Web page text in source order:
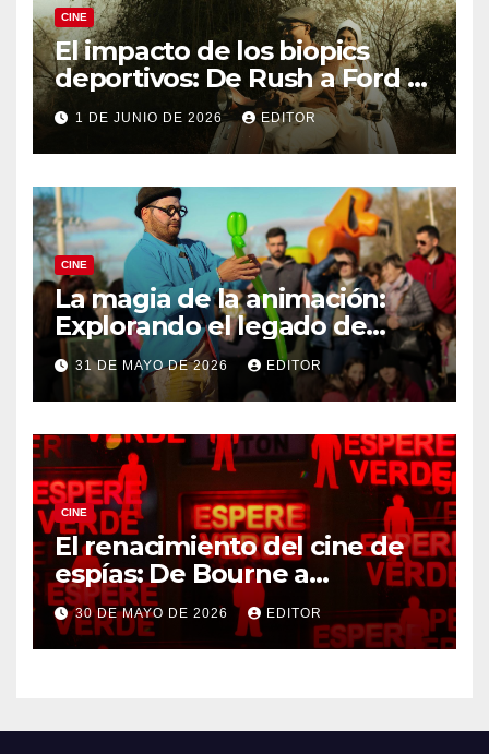
CINE
El impacto de los biopics
deportivos: De Rush a Ford v
Ferrari
1 DE JUNIO DE 2026 EDITOR
CINE
La magia de la animación:
Explorando el legado de
DreamWorks
31 DE MAYO DE 2026 EDITOR
CINE
El renacimiento del cine de
espías: De Bourne a
Treadstone
30 DE MAYO DE 2026 EDITOR